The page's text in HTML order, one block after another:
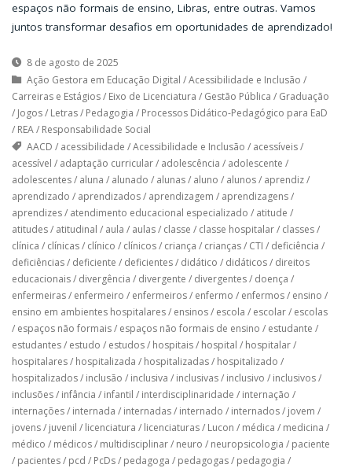
espaços não formais de ensino, Libras, entre outras. Vamos
juntos transformar desafios em oportunidades de aprendizado!
8 de agosto de 2025
Ação Gestora em Educação Digital /Acessibilidade e Inclusão /
Carreiras e Estágios/ Eixo de Licenciatura / Gestão Pública / Graduação
/ Jogos/ Letras/ Pedagogia / Processos Didático-Pedagógico para EaD
/ REA/ Responsabilidade Social
AACD / acessibilidade /Acessibilidade e Inclusão / acessíveis/
acessível / adaptação curricular/ adolescência / adolescente /
adolescentes/ aluna / alunado / alunas/ aluno / alunos/ aprendiz/
aprendizado / aprendizados/ aprendizagem / aprendizagens/
aprendizes/ atendimento educacional especializado / atitude /
atitudes/ atitudinal / aula / aulas/ classe / classe hospitalar/ classes/
clínica / clínicas/ clínico / clínicos/ criança / crianças/ CTI / deficiência /
deficiências/ deficiente / deficientes/ didático / didáticos/ direitos
educacionais/ divergência / divergente / divergentes/ doença /
enfermeiras/ enfermeiro / enfermeiros/ enfermo / enfermos/ ensino /
ensino em ambientes hospitalares/ ensinos/ escola / escolar/ escolas
/ espaços não formais/ espaços não formais de ensino / estudante /
estudantes/ estudo / estudos/ hospitais/ hospital / hospitalar/
hospitalares/ hospitalizada / hospitalizadas/ hospitalizado /
hospitalizados/ inclusão / inclusiva / inclusivas/ inclusivo / inclusivos/
inclusões/ infância / infantil / interdisciplinaridade / internação /
internações/ internada / internadas/ internado / internados/ jovem /
jovens/ juvenil / licenciatura / licenciaturas/ Lucon / médica / medicina /
médico / médicos/ multidisciplinar/ neuro / neuropsicologia / paciente
/ pacientes/ pcd / PcDs/ pedagoga / pedagogas/ pedagogia /